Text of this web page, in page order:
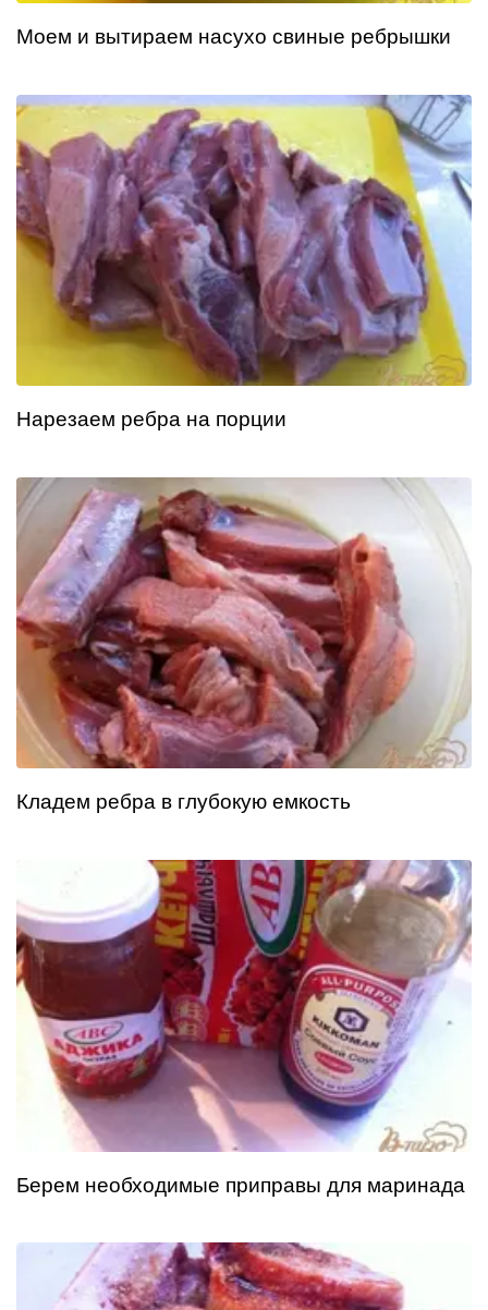
Моем и вытираем насухо свиные ребрышки
Нарезаем ребра на порции
Кладем ребра в глубокую емкость
Берем необходимые приправы для маринада